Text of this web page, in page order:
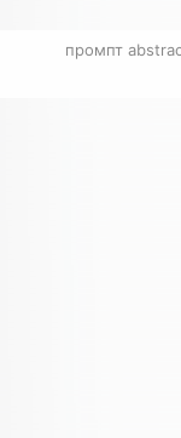
промпт